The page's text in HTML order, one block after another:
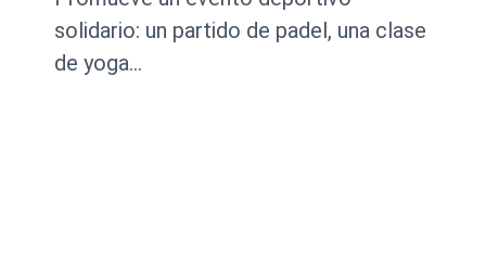
solidario: un partido de padel, una clase
de yoga…